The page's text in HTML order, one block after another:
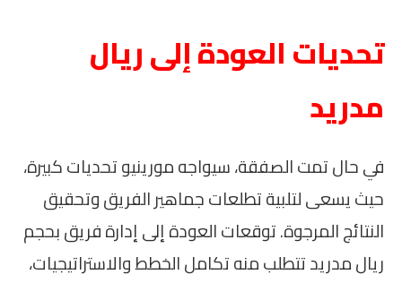
تحديات العودة إلى ريال
مدريد
في حال تمت الصفقة، سيواجه مورينيو تحديات كبيرة،
حيث يسعى لتلبية تطلعات جماهير الفريق وتحقيق
النتائج المرجوة. توقعات العودة إلى إدارة فريق بحجم
ريال مدريد تتطلب منه تكامل الخطط والاستراتيجيات،